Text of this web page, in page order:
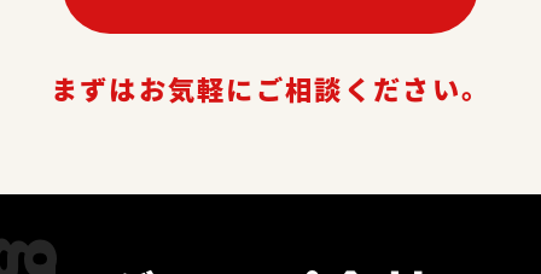
まずはお気軽にご相談ください。